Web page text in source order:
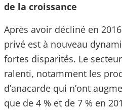
de la croissance
Après avoir décliné en
privé est à nouveau
fortes disparités. Le
ralenti, notamment les
d’anacarde qui n’ont
que de 4 % et de 7 % en